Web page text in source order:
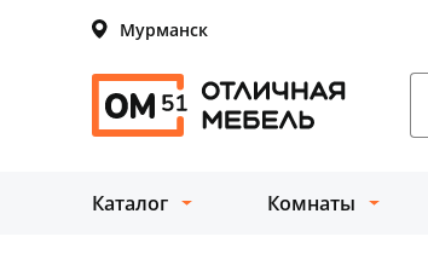
Мурманск
Каталог Комнаты